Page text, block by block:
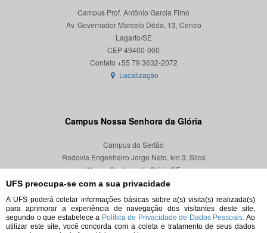
UFS preocupa-se com a sua privacidade
A UFS poderá coletar informações básicas sobre a(s) visita(s) realizada(s)
para aprimorar a experiência de navegação dos visitantes deste site,
segundo o que estabelece a Política de Privacidade de Dados Pessoais. Ao
utilizar este site, você concorda com a coleta e tratamento de seus dados
Campus Prof. Antônio Garcia Filho
Av. Governador Marcelo Déda, 13, Centro
Lagarto/SE
CEP 49400-000
Localização
Campus Nossa Senhora da Glória
Campus do Sertão
Rodovia Engenheiro Jorge Neto, km 3, Silos
Nossa Senhora da Glória/SE
CEP 49680-000
Localização